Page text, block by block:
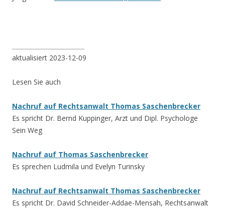
aktualisiert 2023-12-09
Lesen Sie auch
Nachruf auf Rechtsanwalt Thomas Saschenbrecker
Es spricht Dr. Bernd Kuppinger, Arzt und Dipl. Psychologe
Sein Weg
Nachruf auf Thomas Saschenbrecker
Es sprechen Ludmila und Evelyn Turinsky
Nachruf auf Rechtsanwalt Thomas Saschenbrecker
Es spricht Dr. David Schneider-Addae-Mensah, Rechtsanwalt